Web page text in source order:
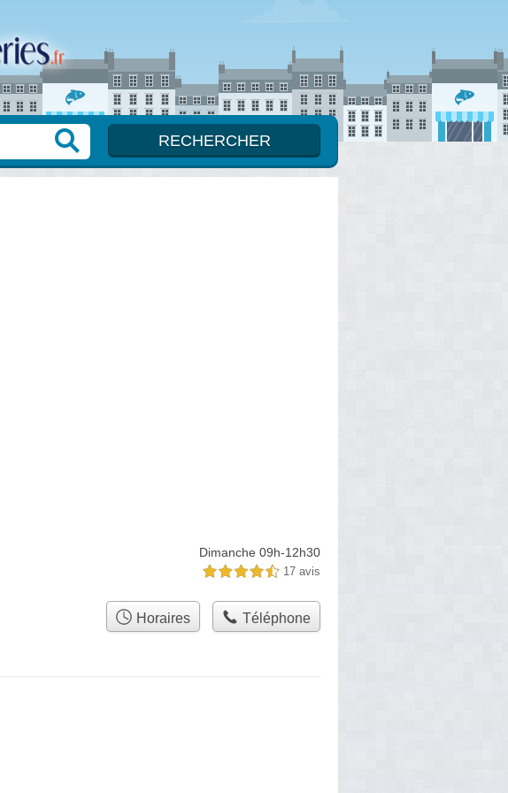
Dimanche 09h-12h30
4,5 étoiles sur 5 17 avis
Horaires Téléphone